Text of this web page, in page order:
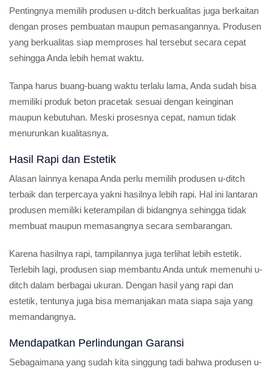
Pentingnya memilih produsen u-ditch berkualitas juga berkaitan
dengan proses pembuatan maupun pemasangannya. Produsen
yang berkualitas siap memproses hal tersebut secara cepat
sehingga Anda lebih hemat waktu.
Tanpa harus buang-buang waktu terlalu lama, Anda sudah bisa
memiliki produk beton pracetak sesuai dengan keinginan
maupun kebutuhan. Meski prosesnya cepat, namun tidak
menurunkan kualitasnya.
Hasil Rapi dan Estetik
Alasan lainnya kenapa Anda perlu memilih produsen u-ditch
terbaik dan terpercaya yakni hasilnya lebih rapi. Hal ini lantaran
produsen memiliki keterampilan di bidangnya sehingga tidak
membuat maupun memasangnya secara sembarangan.
Karena hasilnya rapi, tampilannya juga terlihat lebih estetik.
Terlebih lagi, produsen siap membantu Anda untuk memenuhi u-
ditch dalam berbagai ukuran. Dengan hasil yang rapi dan
estetik, tentunya juga bisa memanjakan mata siapa saja yang
memandangnya.
Mendapatkan Perlindungan Garansi
Sebagaimana yang sudah kita singgung tadi bahwa produsen u-